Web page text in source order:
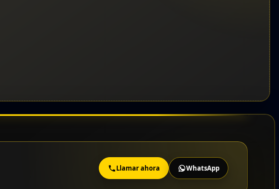
Llamar ahora WhatsApp